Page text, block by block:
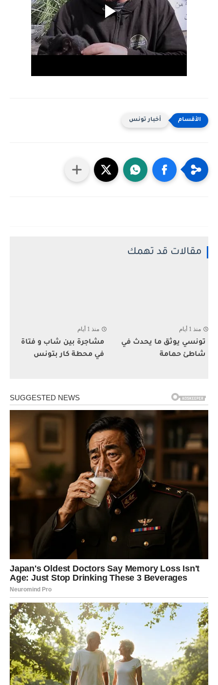
أخبار تونس
مقالات قد تهمك
منذ 1 أيام
تونسي يوثق ما يحدث في
شاطئ حمامة
منذ 1 أيام
مشاجرة بين شاب و فتاة
في محطة كار بتونس